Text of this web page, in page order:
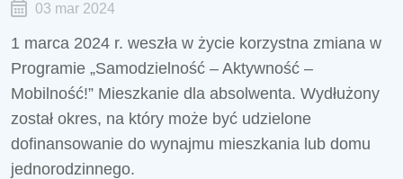
03 mar 2024
1 marca 2024 r. weszła w życie korzystna zmiana w
Programie „Samodzielność – Aktywność –
Mobilność!” Mieszkanie dla absolwenta. Wydłużony
został okres, na który może być udzielone
dofinansowanie do wynajmu mieszkania lub domu
jednorodzinnego.